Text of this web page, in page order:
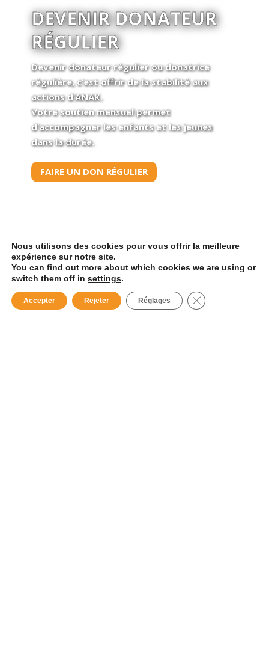
DEVENIR DONATEUR
RÉGULIER
Devenir donateur régulier ou donatrice
régulière, c’est offrir de la stabilité aux
actions d’ANAK.
Votre soutien mensuel permet
d’accompagner les enfants et les jeunes
dans la durée.
FAIRE UN DON RÉGULIER
Nous utilisons des cookies pour vous offrir la meilleure
expérience sur notre site.
You can find out more about which cookies we are using or
switch them off in settings.
Accepter Rejeter Réglages Fermer la